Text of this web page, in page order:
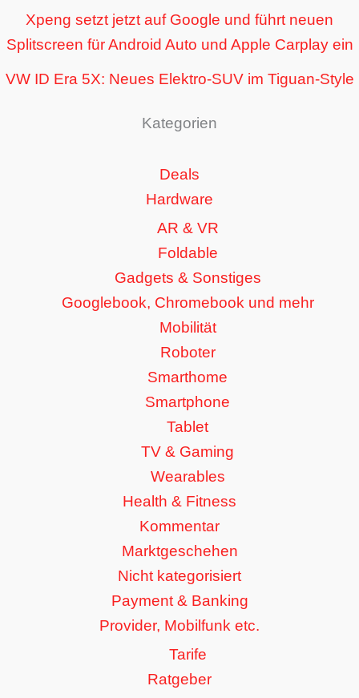
Xpeng setzt jetzt auf Google und führt neuen
Splitscreen für Android Auto und Apple Carplay ein
VW ID Era 5X: Neues Elektro-SUV im Tiguan-Style
Kategorien
Deals
Hardware
AR & VR
Foldable
Gadgets & Sonstiges
Googlebook, Chromebook und mehr
Mobilität
Roboter
Smarthome
Smartphone
Tablet
TV & Gaming
Wearables
Health & Fitness
Kommentar
Marktgeschehen
Nicht kategorisiert
Payment & Banking
Provider, Mobilfunk etc.
Tarife
Ratgeber